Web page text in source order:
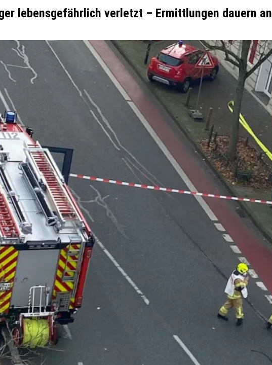
lebensgefährlich verletzt – Ermittlungen dauern an